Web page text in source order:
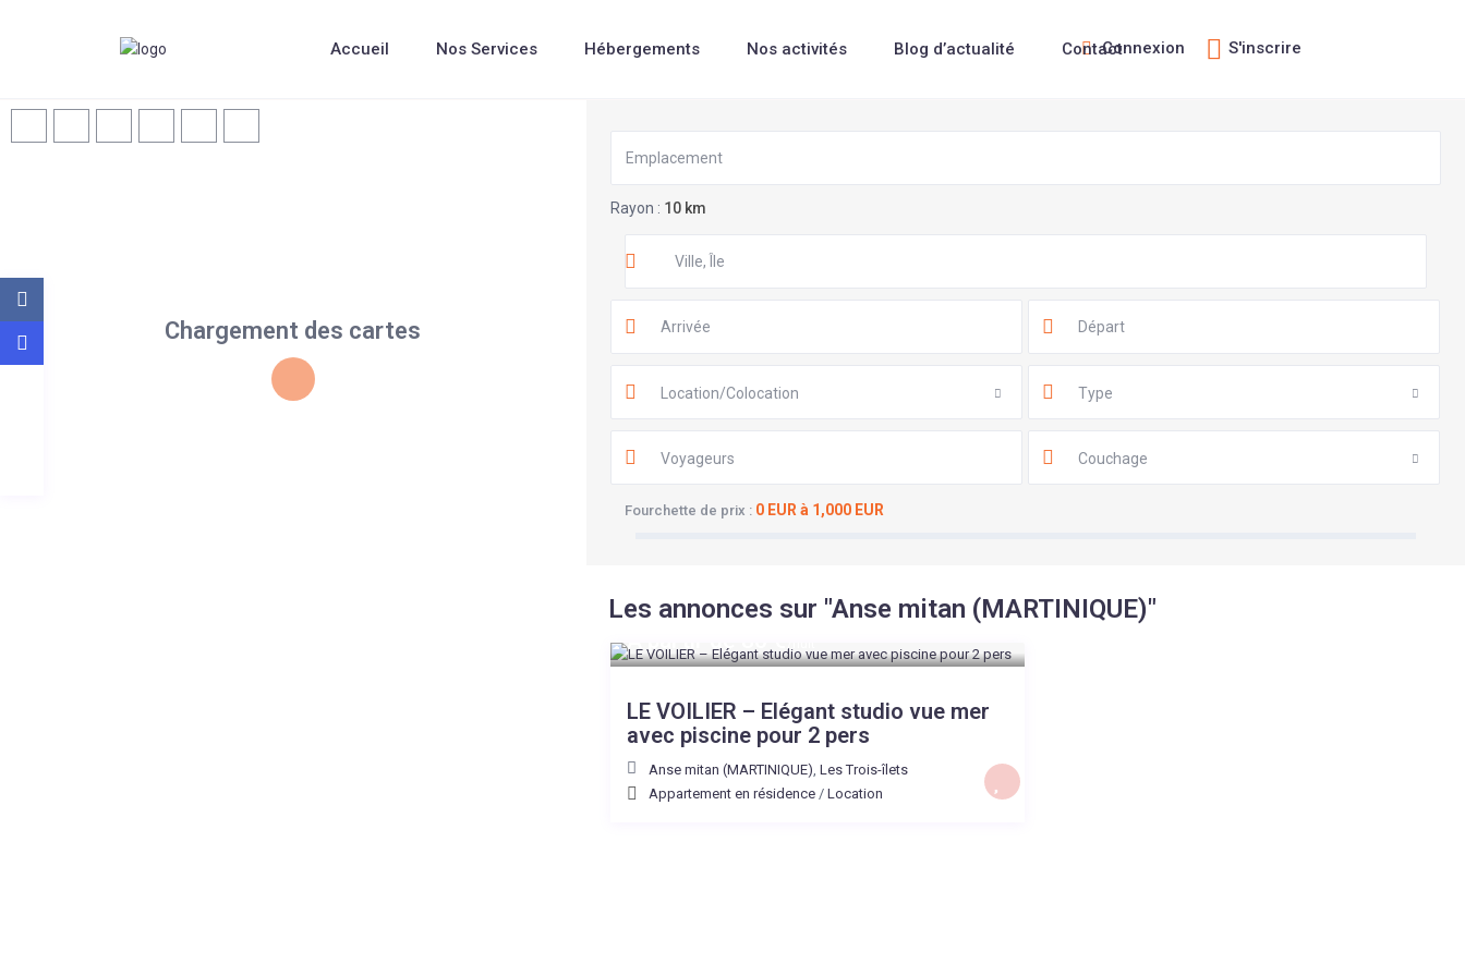
Connexion S'inscrire
Accueil Nos Services Hébergements Nos activités Blog d’actualité Contact
Chargement des cartes
Rayon : 10 km
Location/Colocation Type
Voyageurs Couchage
Fourchette de prix : 0 EUR à 1,000 EUR
Les annonces sur "Anse mitan (MARTINIQUE)"
A partir de 80 €
LE VOILIER – Elégant studio vue mer
avec piscine pour 2 pers
Anse mitan (MARTINIQUE),Les Trois-îlets
Appartement en résidence /Location